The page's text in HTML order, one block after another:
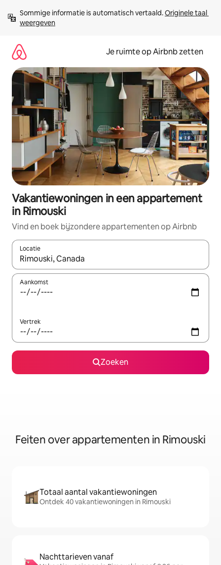
direct
naar
Sommige informatie is automatisch vertaald. Originele taal
weergeven
Je ruimte op Airbnb zetten
Vakantiewoningen in een appartement
in Rimouski
Vind en boek bijzondere appartementen op Airbnb
Locatie
Wanneer er suggesties beschikbaar zijn, maak je een keuze
Aankomst
Vertrek
Zoeken
Feiten over appartementen in Rimouski
Totaal aantal vakantiewoningen
Ontdek 40 vakantiewoningen in Rimouski
Nachttarieven vanaf